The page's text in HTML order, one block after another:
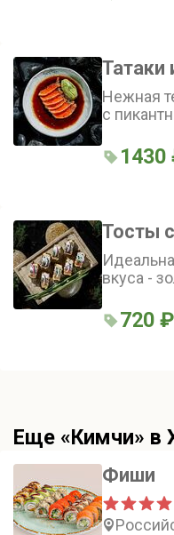
Татаки
Нежная
с
лосося
1430
Тосты
вкуса -
сельдью
720 ₽
Еще «Кимчи» в
Фиши